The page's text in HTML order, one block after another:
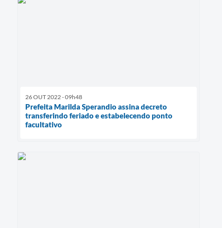
26 OUT 2022 - 09h48
Prefeita Marilda Sperandio assina decreto
transferindo feriado e estabelecendo ponto
facultativo